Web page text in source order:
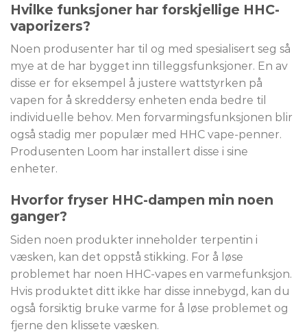
Hvilke funksjoner har forskjellige HHC-
vaporizers?
Noen produsenter har til og med spesialisert seg så
mye at de har bygget inn tilleggsfunksjoner. En av
disse er for eksempel å justere wattstyrken på
vapen for å skreddersy enheten enda bedre til
individuelle behov. Men forvarmingsfunksjonen blir
også stadig mer populær med HHC vape-penner.
Produsenten Loom har installert disse i sine
enheter.
Hvorfor fryser HHC-dampen min noen
ganger?
Siden noen produkter inneholder terpentin i
væsken, kan det oppstå stikking. For å løse
problemet har noen HHC-vapes en varmefunksjon.
Hvis produktet ditt ikke har disse innebygd, kan du
også forsiktig bruke varme for å løse problemet og
fjerne den klissete væsken.